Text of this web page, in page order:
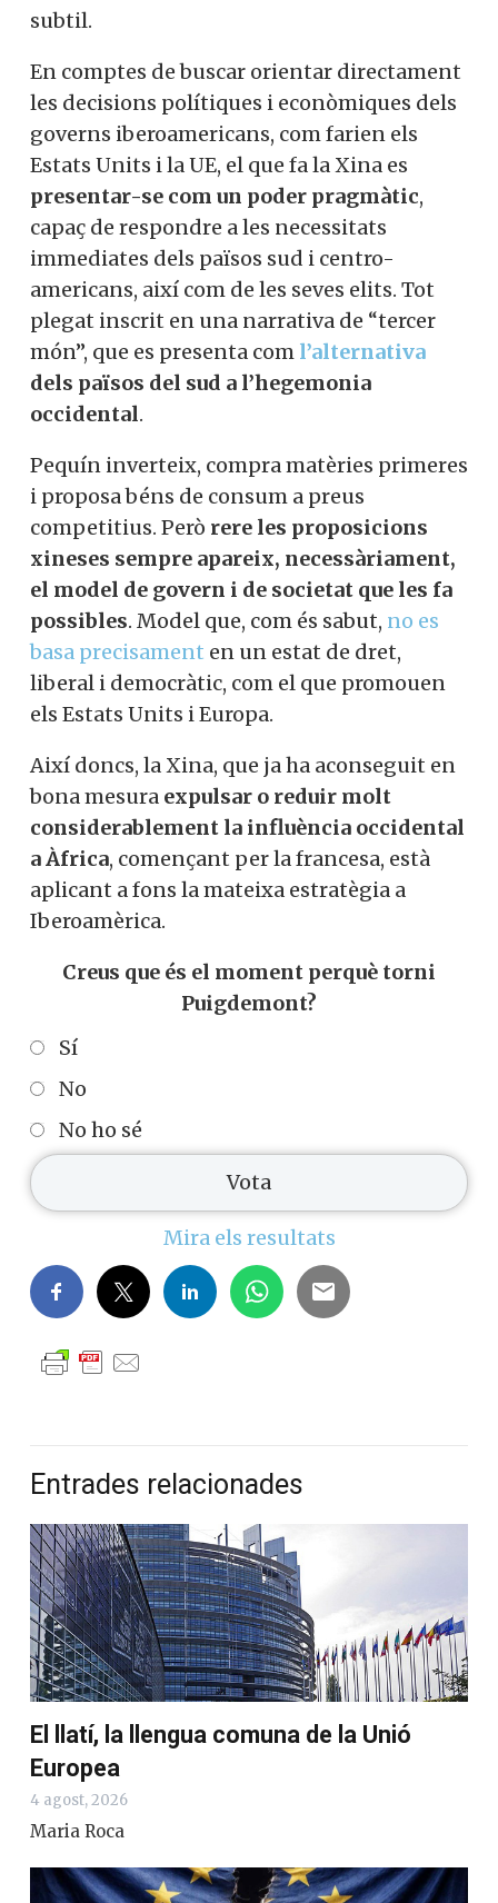
subtil.
En comptes de buscar orientar directament
les decisions polítiques i econòmiques dels
governs iberoamericans, com farien els
Estats Units i la UE, el que fa la Xina es
presentar-se com un poder pragmàtic,
capaç de respondre a les necessitats
immediates dels països sud i centro-
americans, així com de les seves elits. Tot
plegat inscrit en una narrativa de “tercer
món”, que es presenta com l’alternativa
dels països del sud a l’hegemonia
occidental.
Pequín inverteix, compra matèries primeres
i proposa béns de consum a preus
competitius. Però rere les proposicions
xineses sempre apareix, necessàriament,
el model de govern i de societat que les fa
possibles. Model que, com és sabut, no es
basa precisament en un estat de dret,
liberal i democràtic, com el que promouen
els Estats Units i Europa.
Així doncs, la Xina, que ja ha aconseguit en
bona mesura expulsar o reduir molt
considerablement la influència occidental
a Àfrica, començant per la francesa, està
aplicant a fons la mateixa estratègia a
Iberoamèrica.
Creus que és el moment perquè torni
Puigdemont?
Sí
No
No ho sé
Mira els resultats
Entrades relacionades
El llatí, la llengua comuna de la Unió
Europea
4 agost, 2026
Maria Roca